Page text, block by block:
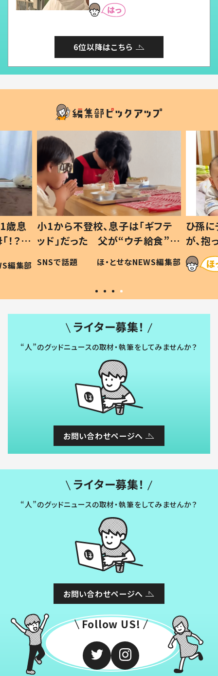
6位以降はこちら
歳息
？」
編集部
小1から不登校、息子は「ギフテ
ッド」だった 父が“ウチ給食”を
作り続ける理由とは #令和の親
#令和の子
SNSで話題 ほ・とせなNEWS編集部
ひ孫
が、
「涙が
い」
ライター募集！
“人”のグッドニュースの取材・執筆をしてみませんか？
お問い合わせページへ
ライター募集！
“人”のグッドニュースの取材・執筆をしてみませんか？
お問い合わせページへ
Follow US!